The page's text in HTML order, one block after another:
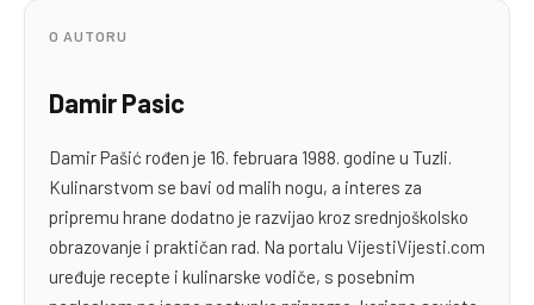
O AUTORU
Damir Pasic
Damir Pašić rođen je 16. februara 1988. godine u Tuzli.
Kulinarstvom se bavi od malih nogu, a interes za
pripremu hrane dodatno je razvijao kroz srednjoškolsko
obrazovanje i praktičan rad. Na portalu VijestiVijesti.com
uređuje recepte i kulinarske vodiče, s posebnim